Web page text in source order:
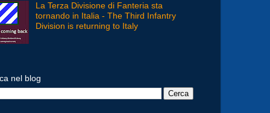
La Terza Divisione di Fanteria sta
tornando in Italia - The Third Infantry
Division is returning to Italy
nel blog